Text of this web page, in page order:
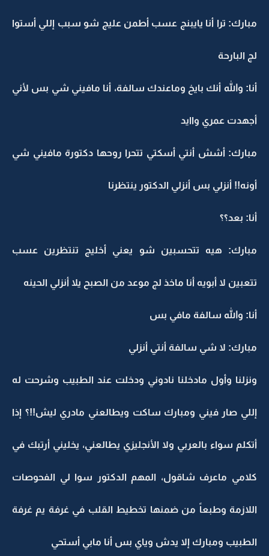
مبارك: ترا أنا يايبنج عسب أطمن عليج شو سبب إللي أستوا
لج البارحة
أنا: والله أنك بايخ وماعندك سالفة، أنا مافيني شي بس لأني
أجهدت عمري واايد
مبارك: أشش أنتي أسكتي تتحرا روحها دكتورة مافيني شي
أونه!! أنزلي بس أنزلي الدكتور ينتظرنا
أنا: بعد؟؟
مبارك: هيه تتحسبين شو يعني أخليج تنتظرين عسب
تتعبين لا أبويه أنا ماخذ لج موعد من الصبح يلا أنزلي الحينه
أنا: والله سالفة مافي بس
مبارك: لا شي سالفة أنتي أنزلي
ونزلنا وأول مادخلنا نادوني ودخلت عند الطبيب وشرحت له
إللي صار فيني ومبارك ساكت ويطالعني مادري ليش!!؟ إذا
أتكلم سواء بالعربي ولا الأنجليزي يطالعني، يخليني أرتبك في
كلامي ماعرف شاقول، المهم الدكتور سوا لي الفحوصات
اللازمة وطبعاً من ضمنها تخطيط القلب في غرفة يم غرفة
الطبيب ومبارك إلا يدش وياي بس أنا مابي أستحي